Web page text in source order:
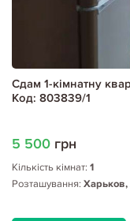
Сдам 1-кімнатну
Код: 803839/1
5 500 грн
Кількість кімнат: 1
Розташування: